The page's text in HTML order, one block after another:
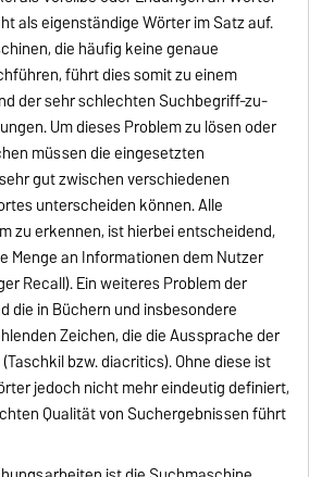
als eigenständige Wörter im Satz auf.
die häufig keine genaue
führt dies somit zu einem
der sehr schlechten Suchbegriff-zu-
Um dieses Problem zu lösen oder
müssen die eingesetzten
gut zwischen verschiedenen
unterscheiden können. Alle
zu erkennen, ist hierbei entscheidend,
Menge an Informationen dem Nutzer
Recall). Ein weiteres Problem der
die in Büchern und insbesondere
Zeichen, die die Aussprache der
bzw. diacritics). Ohne diese ist
jedoch nicht mehr eindeutig definiert,
Qualität von Suchergebnissen führt